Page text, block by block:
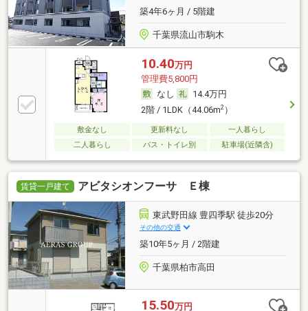
築4年6ヶ月 / 5階建
千葉県流山市駒木
10.40万円
管理費5,800円
なし
14.4万円
2階 / 1LDK（44.06m2）
敷金なし 更新料なし
一人暮らし
二人暮らし
バス・トイレ別 駐車場(近隣含)
賃貸一戸建て アビタシオンフーサ Ｅ棟
東武野田線 豊四季駅 徒歩20分
その他の交通
築10年5ヶ月 / 2階建
千葉県柏市高田
15.50万円